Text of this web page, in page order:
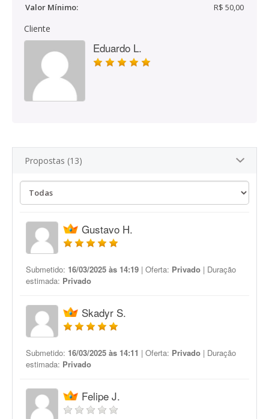
Valor Mínimo:
R$ 50,00
Cliente
Eduardo L.
Propostas (13)
Gustavo H.
Submetido: 16/03/2025 às 14:19 | Oferta: Privado | Duração
estimada: Privado
Skadyr S.
Submetido: 16/03/2025 às 14:11 | Oferta: Privado | Duração
estimada: Privado
Felipe J.